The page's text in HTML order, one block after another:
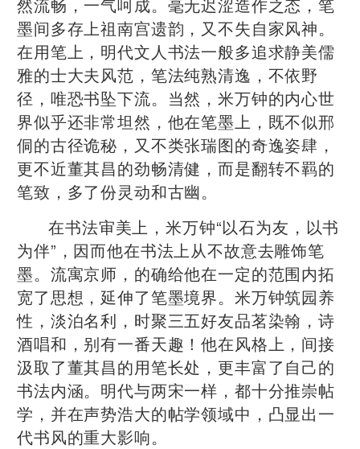
墨间多存上祖南宫遗韵，又不失自家风神。
在用笔上，明代文人书法一般多追求静美儒
雅的士大夫风范，笔法纯熟清逸，不依野
径，唯恐书坠下流。当然，米万钟的内心世
界似乎还非常坦然，他在笔墨上，既不似邢
侗的古径诡秘，又不类张瑞图的奇逸姿肆，
更不近董其昌的劲畅清健，而是翻转不羁的
笔致，多了份灵动和古幽。
在书法审美上，米万钟“以石为友，以书
为伴”，因而他在书法上从不故意去雕饰笔
墨。流寓京师，的确给他在一定的范围内拓
宽了思想，延伸了笔墨境界。米万钟筑园养
性，淡泊名利，时聚三五好友品茗染翰，诗
酒唱和，别有一番天趣！他在风格上，间接
汲取了董其昌的用笔长处，更丰富了自己的
书法内涵。明代与两宋一样，都十分推崇帖
学，并在声势浩大的帖学领域中，凸显出一
代书风的重大影响。